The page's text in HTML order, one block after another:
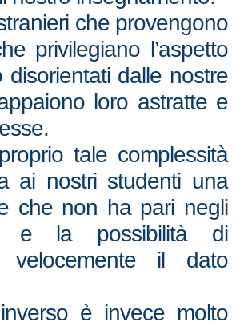
che provengono
privilegiano l’aspetto
disorientati dalle nostre
loro astratte e
tale complessità
ai nostri studenti una
che non ha pari negli
e la possibilità di
velocemente il dato
è invece molto